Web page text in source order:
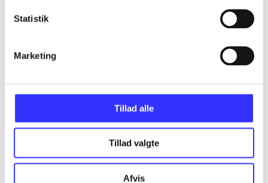
Statistik
Marketing
Tillad alle
Tillad valgte
Afvis